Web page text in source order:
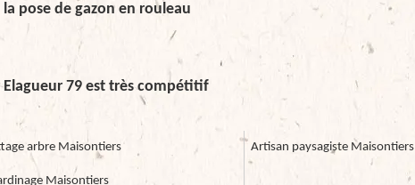
pose de gazon en rouleau
79 est très compétitif
arbre Maisontiers
Maisontiers
Artisan paysagiste Maisontiers